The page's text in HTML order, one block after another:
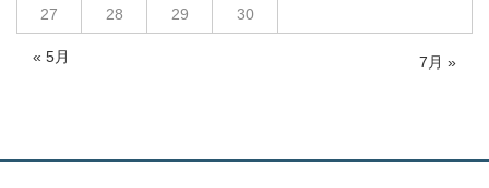
« 5月 7月 »
27 28 29 30